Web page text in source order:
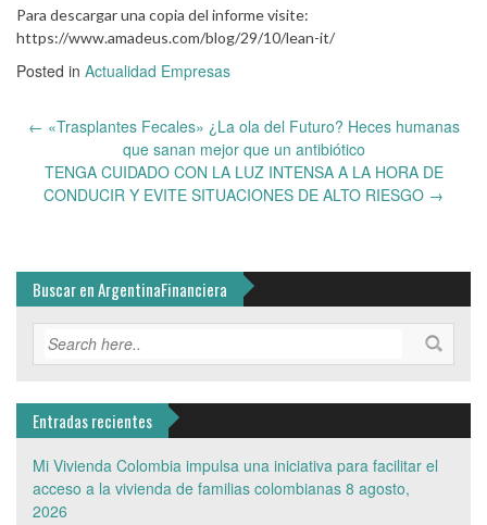
Para descargar una copia del informe visite:
https://www.amadeus.com/blog/29/10/lean-it/
Posted in Actualidad Empresas
Post
← «Trasplantes Fecales» ¿La ola del Futuro? Heces humanas
que sanan mejor que un antibiótico
TENGA CUIDADO CON LA LUZ INTENSA A LA HORA DE
CONDUCIR Y EVITE SITUACIONES DE ALTO RIESGO →
Buscar en ArgentinaFinanciera
Entradas recientes
Mi Vivienda Colombia impulsa una iniciativa para facilitar el
acceso a la vivienda de familias colombianas 8 agosto,
2026